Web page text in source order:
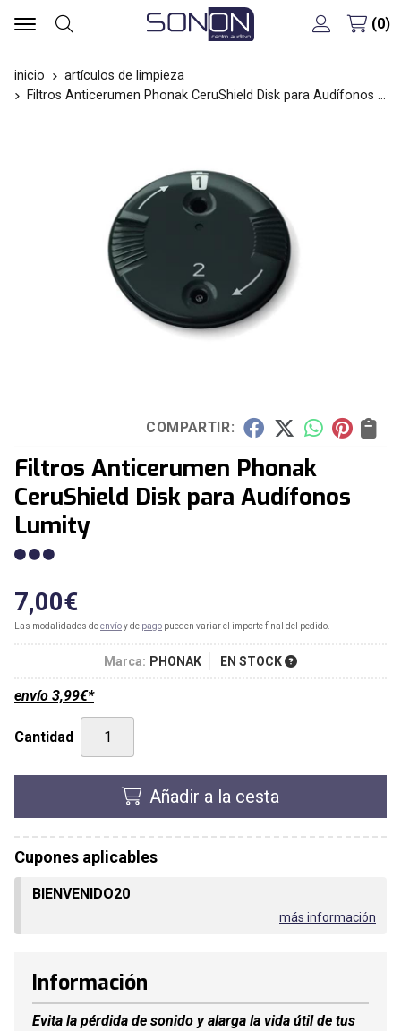
Buscar
0
inicio
artículos de limpieza
Filtros Anticerumen Phonak CeruShield Disk para Audífonos Lumity
COMPARTIR:
Filtros Anticerumen Phonak
CeruShield Disk para Audífonos
Lumity
7,00€
Las modalidades deenvíoy de pago pueden variar el importe final del pedido.
Marca: PHONAK EN STOCK
envío 3,99€*
Cantidad
Añadir a la cesta
Cupones aplicables
BIENVENIDO20
más información
Información
Evita la pérdida de sonido y alarga la vida útil de tus